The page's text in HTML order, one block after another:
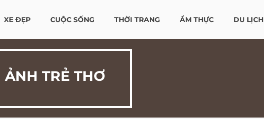
XE ĐẸP CUỘC SỐNG THỜI TRANG ẨM THỰC DU LỊCH
ẢNH TRẺ THƠ